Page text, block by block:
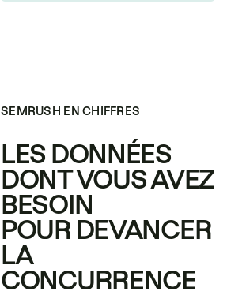
SEMRUSH EN CHIFFRES
LES DONNÉES
DONT VOUS AVEZ
BESOIN
POUR DEVANCER
LA
CONCURRENCE